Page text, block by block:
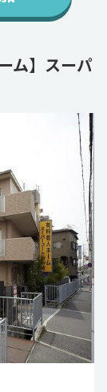
ム】スーパ